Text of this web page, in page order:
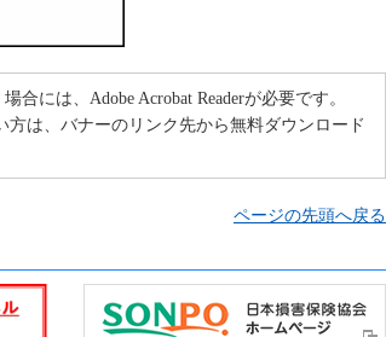
合には、Adobe Acrobat Readerが必要です。
方は、バナーのリンク先から無料ダウンロード
ページの先頭へ戻る